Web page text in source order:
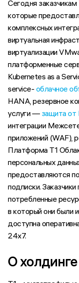
Сегодня
которые
комплексных
виртуальная
виртуализации
платформенные
Kubernetes as a
service- облачное
HANA, резервное
услуги — защита от
интеграции
приложений (WAF),
Платформа Т1
персональных
предоставляются
подписки.
потребленные
в который они были
доступна
24x7.
О холдинге